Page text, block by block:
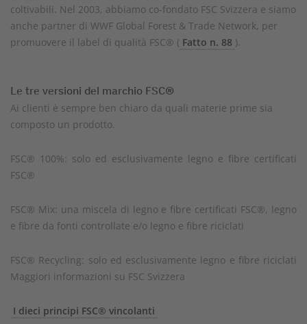
coltivabili. Nel 2003, abbiamo co-fondato FSC Svizzera e siamo
anche partner di WWF Global Forest & Trade Network, per
promuovere il label di qualità FSC® ( Fatto n. 88 ).
Le tre versioni del marchio FSC®
Ai clienti è sempre ben chiaro da quali materie prime sia
composto un prodotto.
FSC® 100%: solo ed esclusivamente legno e fibre certificati
FSC®
FSC® Mix: una miscela di legno e fibre certificati FSC®, legno
e fibre da fonti controllate e/o legno e fibre riciclati
FSC® Recycling: solo ed esclusivamente legno e fibre riciclati
Maggiori informazioni su FSC Svizzera
I dieci principi FSC® vincolanti